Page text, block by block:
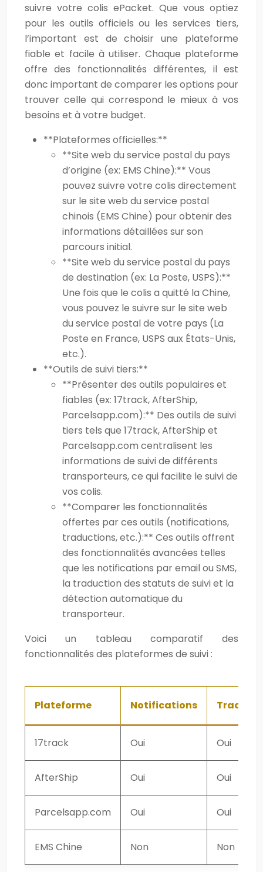
suivre votre colis ePacket. Que vous optiez
pour les outils officiels ou les services tiers,
l’important est de choisir une plateforme
fiable et facile à utiliser. Chaque plateforme
offre des fonctionnalités différentes, il est
donc important de comparer les options pour
trouver celle qui correspond le mieux à vos
besoins et à votre budget.
**Plateformes officielles:**
**Site web du service postal du pays
d’origine (ex: EMS Chine):** Vous
pouvez suivre votre colis directement
sur le site web du service postal
chinois (EMS Chine) pour obtenir des
informations détaillées sur son
parcours initial.
**Site web du service postal du pays
de destination (ex: La Poste, USPS):**
Une fois que le colis a quitté la Chine,
vous pouvez le suivre sur le site web
du service postal de votre pays (La
Poste en France, USPS aux États-Unis,
etc.).
**Outils de suivi tiers:**
**Présenter des outils populaires et
fiables (ex: 17track, AfterShip,
Parcelsapp.com):** Des outils de suivi
tiers tels que 17track, AfterShip et
Parcelsapp.com centralisent les
informations de suivi de différents
transporteurs, ce qui facilite le suivi de
vos colis.
**Comparer les fonctionnalités
offertes par ces outils (notifications,
traductions, etc.):** Ces outils offrent
des fonctionnalités avancées telles
que les notifications par email ou SMS,
la traduction des statuts de suivi et la
détection automatique du
transporteur.
Voici un tableau comparatif des
fonctionnalités des plateformes de suivi :
Plateforme Notifications
17track Oui Oui
AfterShip Oui Oui
Parcelsapp.com Oui Oui
EMS Chine Non Non